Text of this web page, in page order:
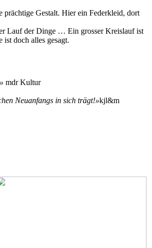
prächtige Gestalt. Hier ein Federkleid, dort
Lauf der Dinge … Ein grosser Kreislauf ist
doch alles gesagt.
» mdr Kultur
Neuanfangs in sich trägt!»kjl&m